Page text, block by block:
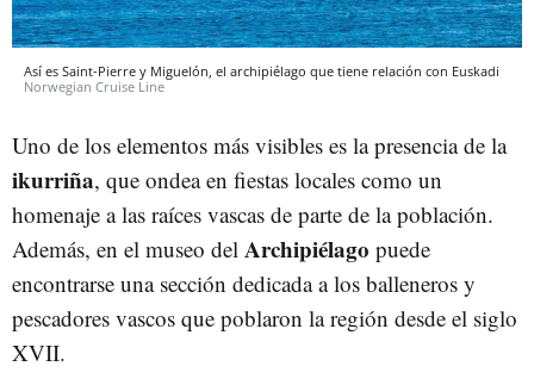
Así es Saint-Pierre y Miguelón, el archipiélago que tiene relación con Euskadi
Norwegian Cruise Line
Uno de los elementos más visibles es la presencia de la
ikurriña, que ondea en fiestas locales como un
homenaje a las raíces vascas de parte de la población.
Además, en el museo del Archipiélago puede
encontrarse una sección dedicada a los balleneros y
pescadores vascos que poblaron la región desde el siglo
XVII.